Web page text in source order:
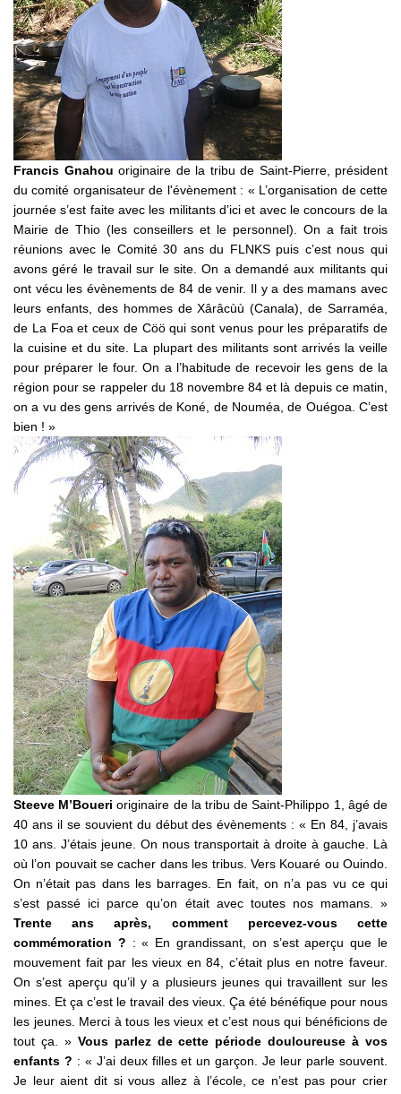
Francis Gnahou originaire de la tribu de Saint-Pierre, président
du comité organisateur de l'évènement : « L’organisation de cette
journée s’est faite avec les militants d’ici et avec le concours de la
Mairie de Thio (les conseillers et le personnel). On a fait trois
réunions avec le Comité 30 ans du FLNKS puis c’est nous qui
avons géré le travail sur le site. On a demandé aux militants qui
ont vécu les évènements de 84 de venir. Il y a des mamans avec
leurs enfants, des hommes de Xârâcùù (Canala), de Sarraméa,
de La Foa et ceux de Cöö qui sont venus pour les préparatifs de
la cuisine et du site. La plupart des militants sont arrivés la veille
pour préparer le four. On a l’habitude de recevoir les gens de la
région pour se rappeler du 18 novembre 84 et là depuis ce matin,
on a vu des gens arrivés de Koné, de Nouméa, de Ouégoa. C’est
bien ! »
Steeve M’Boueri originaire de la tribu de Saint-Philippo 1, âgé de
40 ans il se souvient du début des évènements : « En 84, j’avais
10 ans. J’étais jeune. On nous transportait à droite à gauche. Là
où l’on pouvait se cacher dans les tribus. Vers Kouaré ou Ouindo.
On n’était pas dans les barrages. En fait, on n’a pas vu ce qui
s’est passé ici parce qu’on était avec toutes nos mamans. »
Trente ans après, comment percevez-vous cette
commémoration ? : « En grandissant, on s’est aperçu que le
mouvement fait par les vieux en 84, c’était plus en notre faveur.
On s’est aperçu qu’il y a plusieurs jeunes qui travaillent sur les
mines. Et ça c’est le travail des vieux. Ça été bénéfique pour nous
les jeunes. Merci à tous les vieux et c’est nous qui bénéficions de
tout ça. » Vous parlez de cette période douloureuse à vos
enfants ? : « J’ai deux filles et un garçon. Je leur parle souvent.
Je leur aient dit si vous allez à l’école, ce n’est pas pour crier